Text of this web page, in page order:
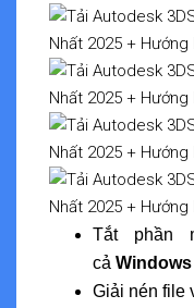
Tắt phần
cả
Giải nén file